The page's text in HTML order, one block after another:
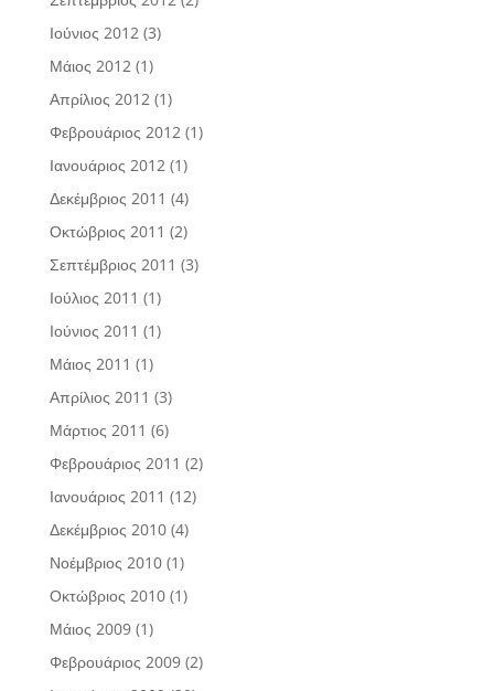
Ιούνιος 2012(3)
Μάιος 2012(1)
Απρίλιος 2012(1)
Φεβρουάριος 2012(1)
Ιανουάριος 2012(1)
Δεκέμβριος 2011 (4)
Οκτώβριος 2011 (2)
Σεπτέμβριος 2011 (3)
Ιούλιος 2011 (1)
Ιούνιος 2011 (1)
Μάιος 2011 (1)
Απρίλιος 2011 (3)
Μάρτιος 2011 (6)
Φεβρουάριος 2011 (2)
Ιανουάριος 2011 (12)
Δεκέμβριος 2010(4)
Νοέμβριος 2010(1)
Οκτώβριος 2010(1)
Μάιος 2009(1)
Φεβρουάριος 2009(2)